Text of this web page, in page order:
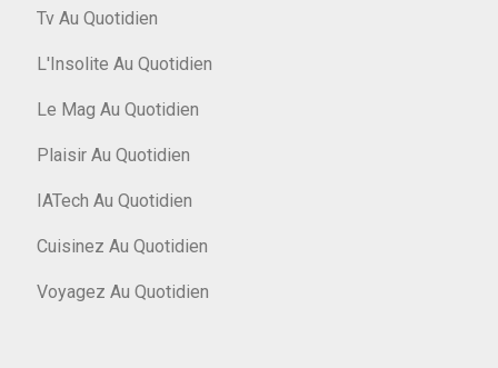
Tv Au Quotidien
L'Insolite Au Quotidien
Le Mag Au Quotidien
Plaisir Au Quotidien
IATech Au Quotidien
Cuisinez Au Quotidien
Voyagez Au Quotidien